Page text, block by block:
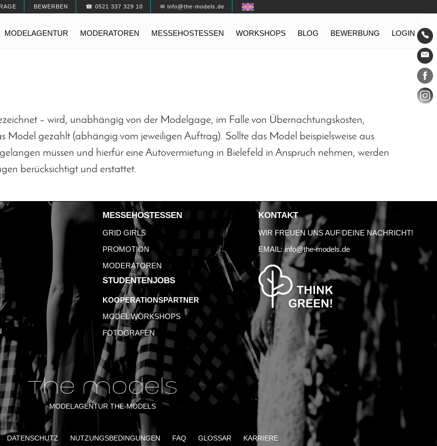
BEWERBEN ☎ 0521 337 329 10 ✉ info@the-models.de
MODELAGENTUR MODERATOREN MESSEHOSTESSEN WORKSHOPS BLOG BEWERBUNG LOGIN
– wird, unabhängig von der Modelgage, im Falle von Übernachtungskosten,
Model gezahlt (abhängig vom jeweiligen Auftrag). Sollte das Model beispielsweise aus
müssen und hierfür eine Autovermietung in Bielefeld in Anspruch nehmen, werden
berücksichtigt und erstattet.
MESSEHOSTESSEN
GRID GIRLS
PROMOTION
MODERATOREN
STUDENTENJOBS
KOOPERATIONSPARTNER
MODEL WORKSHOPS
FOTOGRAFEN
KONTAKT
WIR FREUEN UNS AUF DEINE NACHRICHT!
EMAIL:info@the-models.de
MODELAGENTUR THE-MODELS
DATENSCHUTZ NUTZUNGSBEDINGUNGEN FAQ GLOSSAR KARRIERE